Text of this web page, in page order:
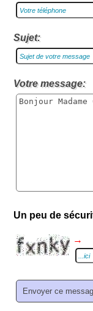
Sujet:
Votre message:
Un peu de
→